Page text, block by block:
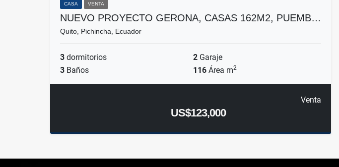
CASA VENTA
NUEVO PROYECTO GERONA, CASAS 162M2, PUEMB…
Quito, Pichincha, Ecuador
3 dormitorios 2 Garaje
3 Baños 116 Área m2
Venta
US$123,000